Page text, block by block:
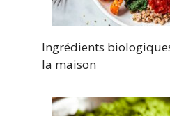
Ingrédients
la maison